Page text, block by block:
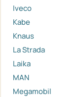
Iveco
Kabe
Knaus
La Strada
Laika
MAN
Megamobil